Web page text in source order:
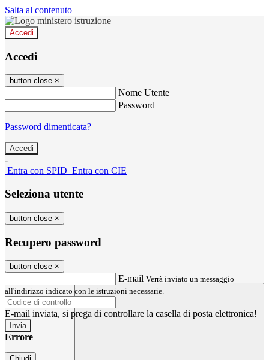
Salta al contenuto
Accedi
Accedi
button close ×
Nome Utente
Password
Password dimenticata?
-
Entra con SPID Entra con CIE
Seleziona utente
button close ×
Recupero password
button close ×
E-mail Verrà inviato un messaggio
all'indirizzo indicato con le istruzioni necessarie.
E-mail inviata, si prega di controllare la casella di posta elettronica!
Errore